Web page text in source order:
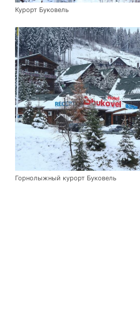
Курорт Буковель
Горнолыжный курорт Буковель